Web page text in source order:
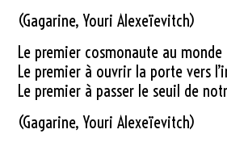
(Gagarine, Youri Alexeïevitch)
Le premier cosmonaute au monde
Le premier à ouvrir la porte vers
Le premier à passer le seuil de
(Gagarine, Youri Alexeïevitch)